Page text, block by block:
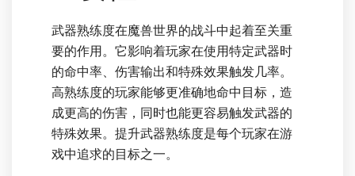
武器熟练度在魔兽世界的战斗中起着至关重
要的作用。它影响着玩家在使用特定武器时
的命中率、伤害输出和特殊效果触发几率。
高熟练度的玩家能够更准确地命中目标，造
成更高的伤害，同时也能更容易触发武器的
特殊效果。提升武器熟练度是每个玩家在游
戏中追求的目标之一。